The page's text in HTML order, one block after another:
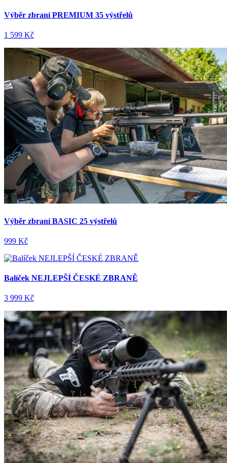
Výběr zbraní PREMIUM 35 výstřelů
1 599 Kč
Výběr zbraní BASIC 25 výstřelů
999 Kč
Balíček NEJLEPŠÍ ČESKÉ ZBRANĚ
3 999 Kč